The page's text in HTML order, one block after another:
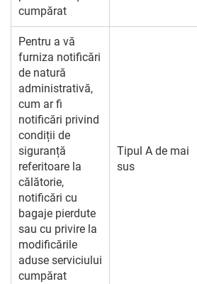
cumpărat
Pentru a vă
furniza notificări
de natură
administrativă,
cum ar fi
notificări privind
condiții de
siguranță
referitoare la
călătorie,
notificări cu
bagaje pierdute
sau cu privire la
modificările
aduse serviciului
cumpărat
Tipul A de mai
sus